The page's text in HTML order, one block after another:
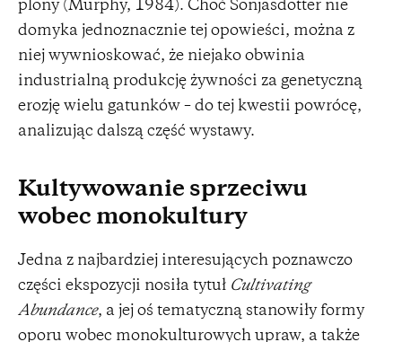
plony (Murphy, 1984). Choć Sonjasdotter nie
domyka jednoznacznie tej opowieści, można z
niej wywnioskować, że niejako obwinia
industrialną produkcję żywności za genetyczną
erozję wielu gatunków – do tej kwestii powrócę,
analizując dalszą część wystawy.
Kultywowanie sprzeciwu
wobec monokultury
Jedna z najbardziej interesujących poznawczo
części ekspozycji nosiła tytuł Cultivating
Abundance, a jej oś tematyczną stanowiły formy
oporu wobec monokulturowych upraw, a także